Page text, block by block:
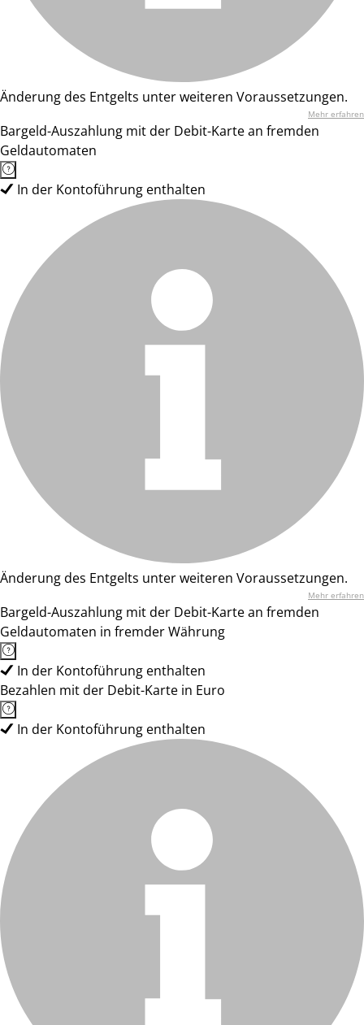
Änderung des Entgelts unter weiteren Voraussetzungen.
Mehr erfahren
Bargeld-Auszahlung mit der Debit-Karte an fremden
Geldautomaten
In der Kontoführung enthalten
Änderung des Entgelts unter weiteren Voraussetzungen.
Mehr erfahren
Bargeld-Auszahlung mit der Debit-Karte an fremden
Geldautomaten in fremder Währung
In der Kontoführung enthalten
Bezahlen mit der Debit-Karte in Euro
In der Kontoführung enthalten